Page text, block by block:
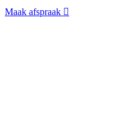
Maak afspraak